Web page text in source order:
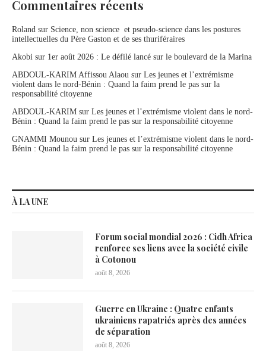
Commentaires récents
Roland sur Science, non science et pseudo-science dans les postures
intellectuelles du Père Gaston et de ses thuriféraires
Akobi sur 1er août 2026 : Le défilé lancé sur le boulevard de la Marina
ABDOUL-KARIM Affissou Alaou sur Les jeunes et l’extrémisme
violent dans le nord-Bénin : Quand la faim prend le pas sur la
responsabilité citoyenne
ABDOUL-KARIM sur Les jeunes et l’extrémisme violent dans le nord-
Bénin : Quand la faim prend le pas sur la responsabilité citoyenne
GNAMMI Mounou sur Les jeunes et l’extrémisme violent dans le nord-
Bénin : Quand la faim prend le pas sur la responsabilité citoyenne
À LA UNE
Forum social mondial 2026 : Cidh Africa
renforce ses liens avec la société civile
à Cotonou
août 8, 2026
Guerre en Ukraine : Quatre enfants
ukrainiens rapatriés après des années
de séparation
août 8, 2026